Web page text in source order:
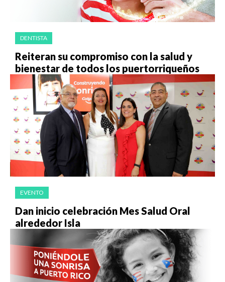
DENTISTA
Reiteran su compromiso con la salud y
bienestar de todos los puertorriqueños
EVENTO
Dan inicio celebración Mes Salud Oral
alrededor Isla